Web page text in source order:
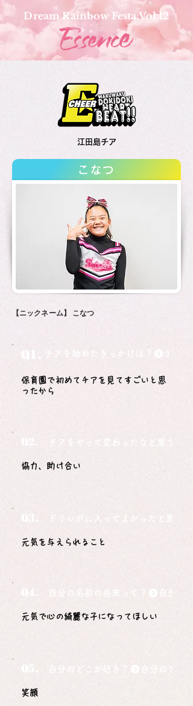
Dream Rainbow Festa Vol.12
江田島チア
こなつ
【ニックネーム】 こなつ
保育園で初めてチアを見てすごいと思
ったから
協力、助け合い
元気を与えられること
自分の名前の由来って？
元気で心の綺麗な子になってほしい
自分のどこが好き？
笑顔